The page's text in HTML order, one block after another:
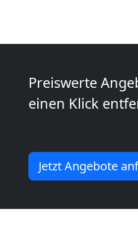
Preiswerte
einen Klick
Jetzt Angebote
Villach
National